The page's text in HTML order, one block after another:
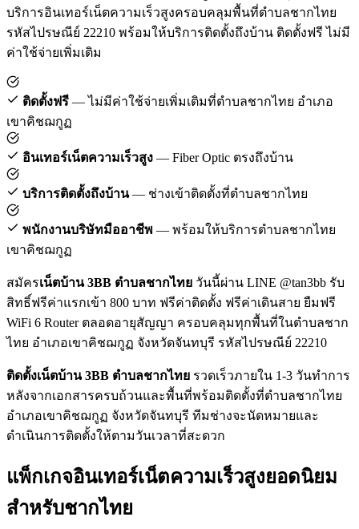
บริการอินเทอร์เน็ตความเร็วสูงครอบคลุมพื้นที่ตำบลชากไทย
รหัสไปรษณีย์ 22210 พร้อมให้บริการติดตั้งถึงบ้าน ติดตั้งฟรี ไม่มี
ค่าใช้จ่ายเพิ่มเติม
ติดตั้งฟรี — ไม่มีค่าใช้จ่ายเพิ่มเติมที่ตำบลชากไทย อำเภอ
เขาคิชฌกูฏ
อินเทอร์เน็ตความเร็วสูง — Fiber Optic ตรงถึงบ้าน
บริการติดตั้งถึงบ้าน— ช่างเข้าติดตั้งที่ตำบลชากไทย
พนักงานบริษัทมืออาชีพ — พร้อมให้บริการตำบลชากไทย
เขาคิชฌกูฏ
สมัครเน็ตบ้าน 3BB ตำบลชากไทย วันนี้ผ่าน LINE @tan3bb รับ
สิทธิ์ฟรีค่าแรกเข้า 800 บาท ฟรีค่าติดตั้ง ฟรีค่าเดินสาย ยืมฟรี
WiFi 6 Router ตลอดอายุสัญญา ครอบคลุมทุกพื้นที่ในตำบลชาก
ไทย อำเภอเขาคิชฌกูฏ จังหวัดจันทบุรี รหัสไปรษณีย์ 22210
ติดตั้งเน็ตบ้าน 3BB ตำบลชากไทย รวดเร็วภายใน 1-3 วันทำการ
หลังจากเอกสารครบถ้วนและพื้นที่พร้อมติดตั้งที่ตำบลชากไทย
อำเภอเขาคิชฌกูฏ จังหวัดจันทบุรี ทีมช่างจะนัดหมายและ
ดำเนินการติดตั้งให้ตามวันเวลาที่สะดวก
แพ็กเกจอินเทอร์เน็ตความเร็วสูงยอดนิยม
สำหรับชากไทย